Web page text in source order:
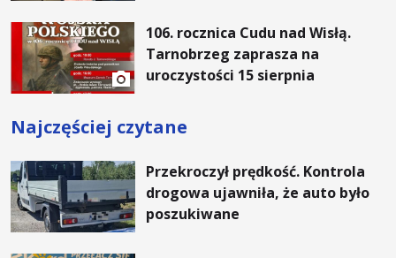
106. rocznica Cudu nad Wisłą.
Tarnobrzeg zaprasza na
uroczystości 15 sierpnia
Najczęściej czytane
Przekroczył prędkość. Kontrola
drogowa ujawniła, że auto było
poszukiwane